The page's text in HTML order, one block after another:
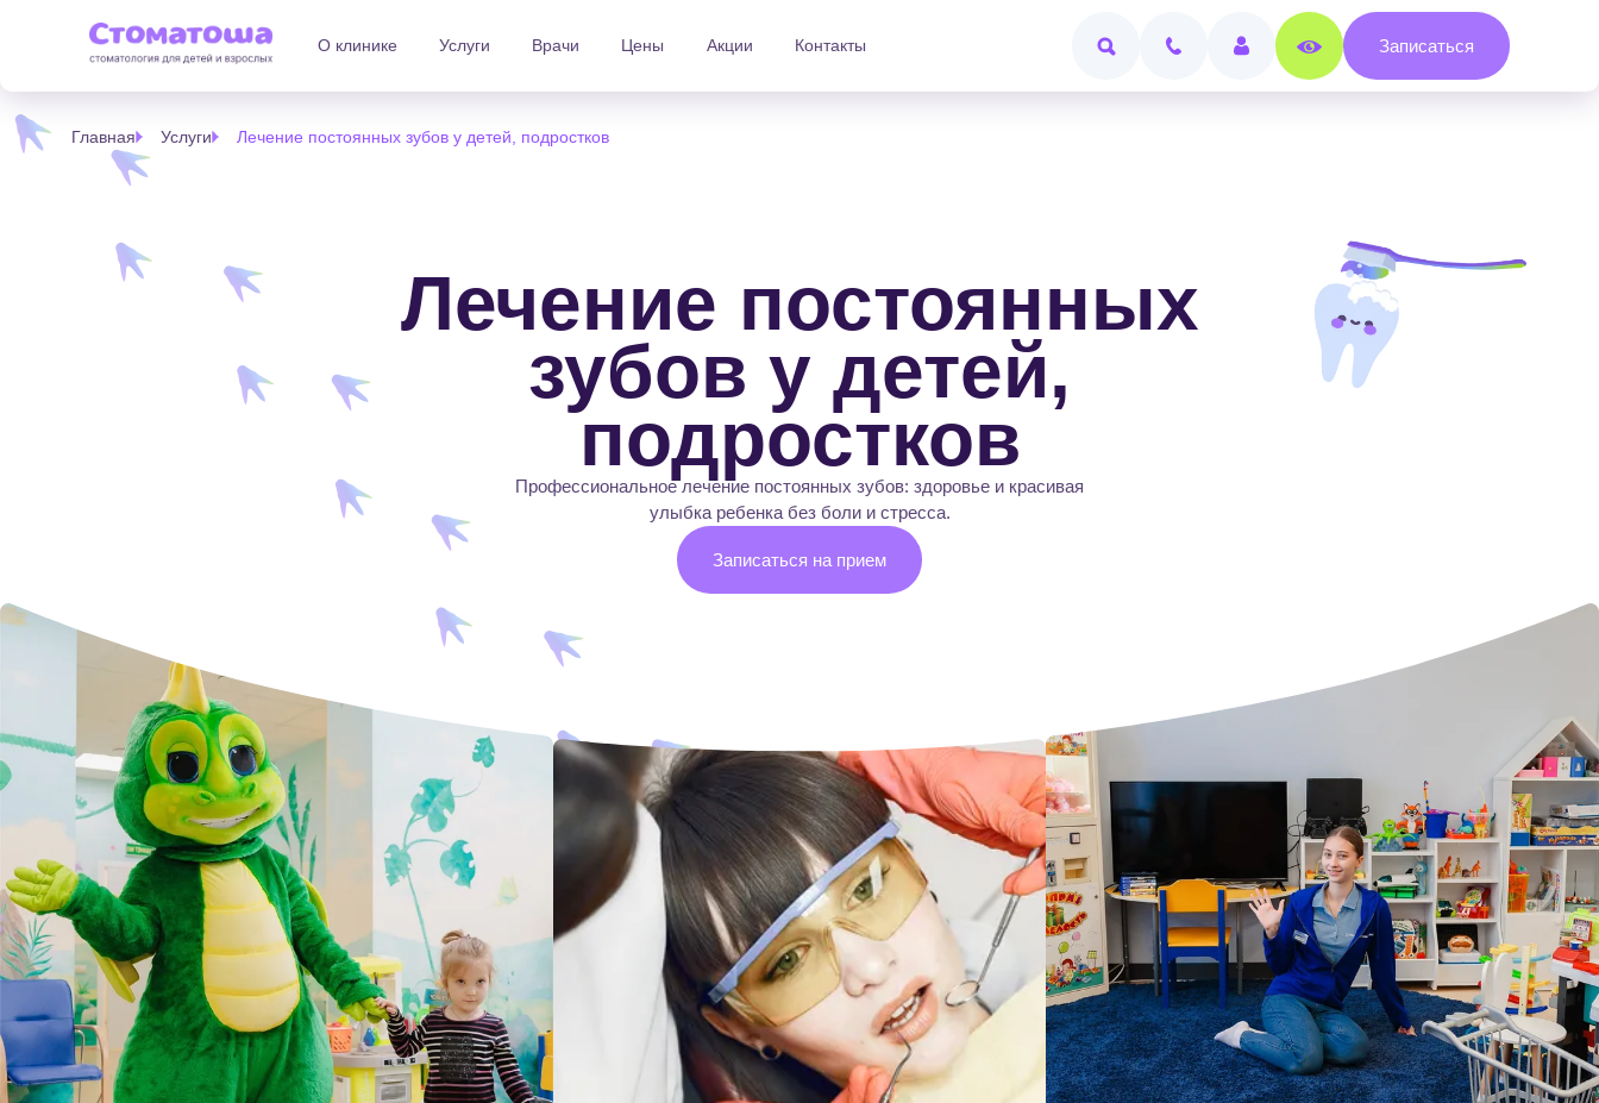
О клинике Услуги Врачи Цены Акции Контакты Записаться
Главная Услуги Лечение постоянных зубов у детей, подростков
Лечение постоянных
зубов у детей,
подростков
Профессиональное лечение постоянных зубов: здоровье и красивая
улыбка ребенка без боли и стресса.
Записаться на прием